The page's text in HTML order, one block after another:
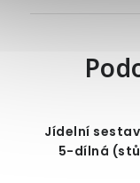
Jídelní
5-dílná